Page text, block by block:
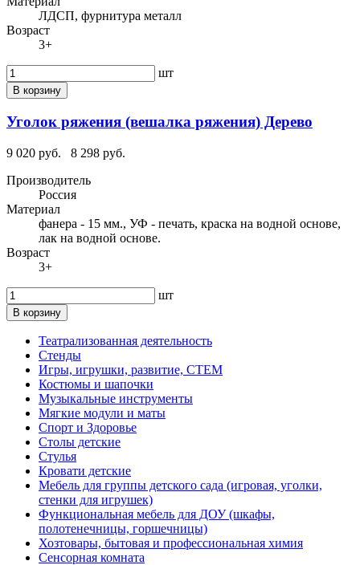
ЛДСП, фурнитура металл
Возраст
3+
шт
В корзину
Уголок ряжения (вешалка ряжения) Дерево
9 020 руб.
8 298 руб.
Производитель
Россия
Материал
фанера - 15 мм., УФ - печать, краска на водной основе,
лак на водной основе.
Возраст
3+
шт
В корзину
Театрализованная деятельность
Стенды
Игры, игрушки, развитие, СТЕМ
Костюмы и шапочки
Музыкальные инструменты
Мягкие модули и маты
Спорт и Здоровье
Столы детские
Стулья
Кровати детские
Мебель для группы детского сада (игровая, уголки,
стенки для игрушек)
Функциональная мебель для ДОУ (шкафы,
полотенечницы, горшечницы)
Хозтовары, бытовая и профессиональная химия
Сенсорная комната